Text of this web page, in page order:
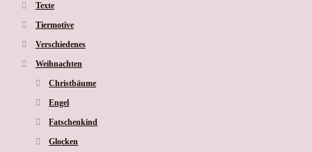
Texte
Tiermotive
Verschiedenes
Weihnachten
Christbäume
Engel
Fatschenkind
Glocken